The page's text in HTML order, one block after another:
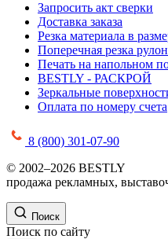
Запросить акт сверки
Доставка заказа
Резка материала в
Поперечная резка
Печать на напольном
BESTLY - РАСКРОЙ
Зеркальные
Оплата по номеру счета
8 (800) 301-07-90
© 2002–2026 BESTLY
продажа рекламных,
Поиск
Поиск по сайту